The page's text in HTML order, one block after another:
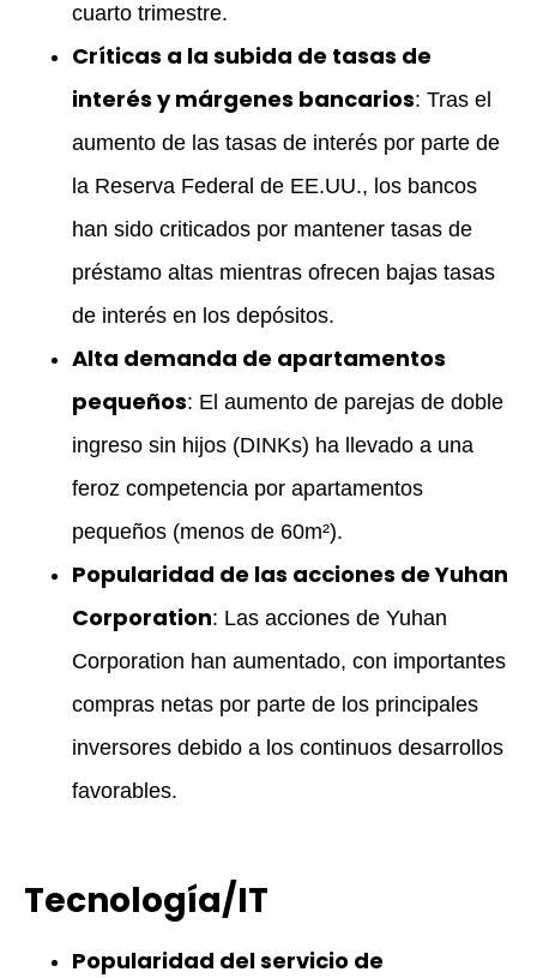
cuarto trimestre.
Críticas a la subida de tasas de
interés y márgenes bancarios: Tras el
aumento de las tasas de interés por parte de
la Reserva Federal de EE.UU., los bancos
han sido criticados por mantener tasas de
préstamo altas mientras ofrecen bajas tasas
de interés en los depósitos.
Alta demanda de apartamentos
pequeños: El aumento de parejas de doble
ingreso sin hijos (DINKs) ha llevado a una
feroz competencia por apartamentos
pequeños (menos de 60m²).
Popularidad de las acciones de Yuhan
Corporation: Las acciones de Yuhan
Corporation han aumentado, con importantes
compras netas por parte de los principales
inversores debido a los continuos desarrollos
favorables.
Tecnología/IT
Popularidad del servicio de